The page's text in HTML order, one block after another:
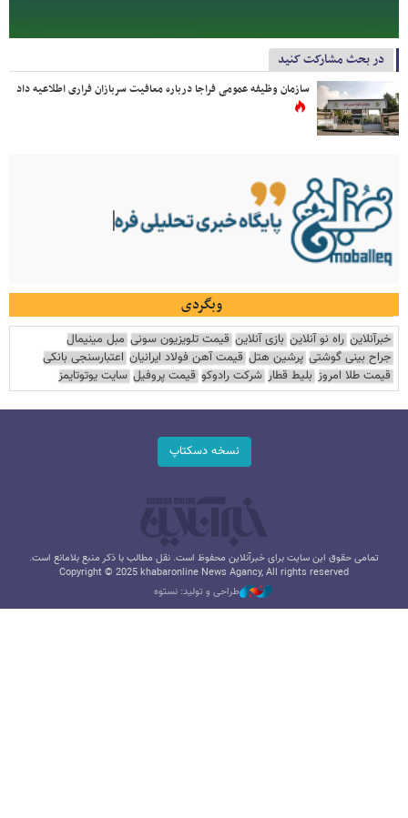
در بحث مشارکت کنید
سازمان وظیفه عمومی فراجا درباره معافیت سربازان فراری اطلاعیه داد
وبگردی
خبرآنلاین راه نو آنلاین بازی آنلاین قیمت تلویزیون سونی مبل مینیمال
جراح بینی گوشتی پرشین هتل قیمت آهن فولاد ایرانیان اعتبارسنجی بانکی
قیمت طلا امروز بلیط قطار شرکت رادوکو قیمت پروفیل سایت یوتوتایمز
نسخه دسکتاپ
تمامی حقوق این سایت برای خبرآنلاین محفوظ است. نقل مطالب با ذکر منبع بلامانع است.
Copyright © 2025 khabaronline News Agancy, All rights reserved
طراحی و تولید: نستوه